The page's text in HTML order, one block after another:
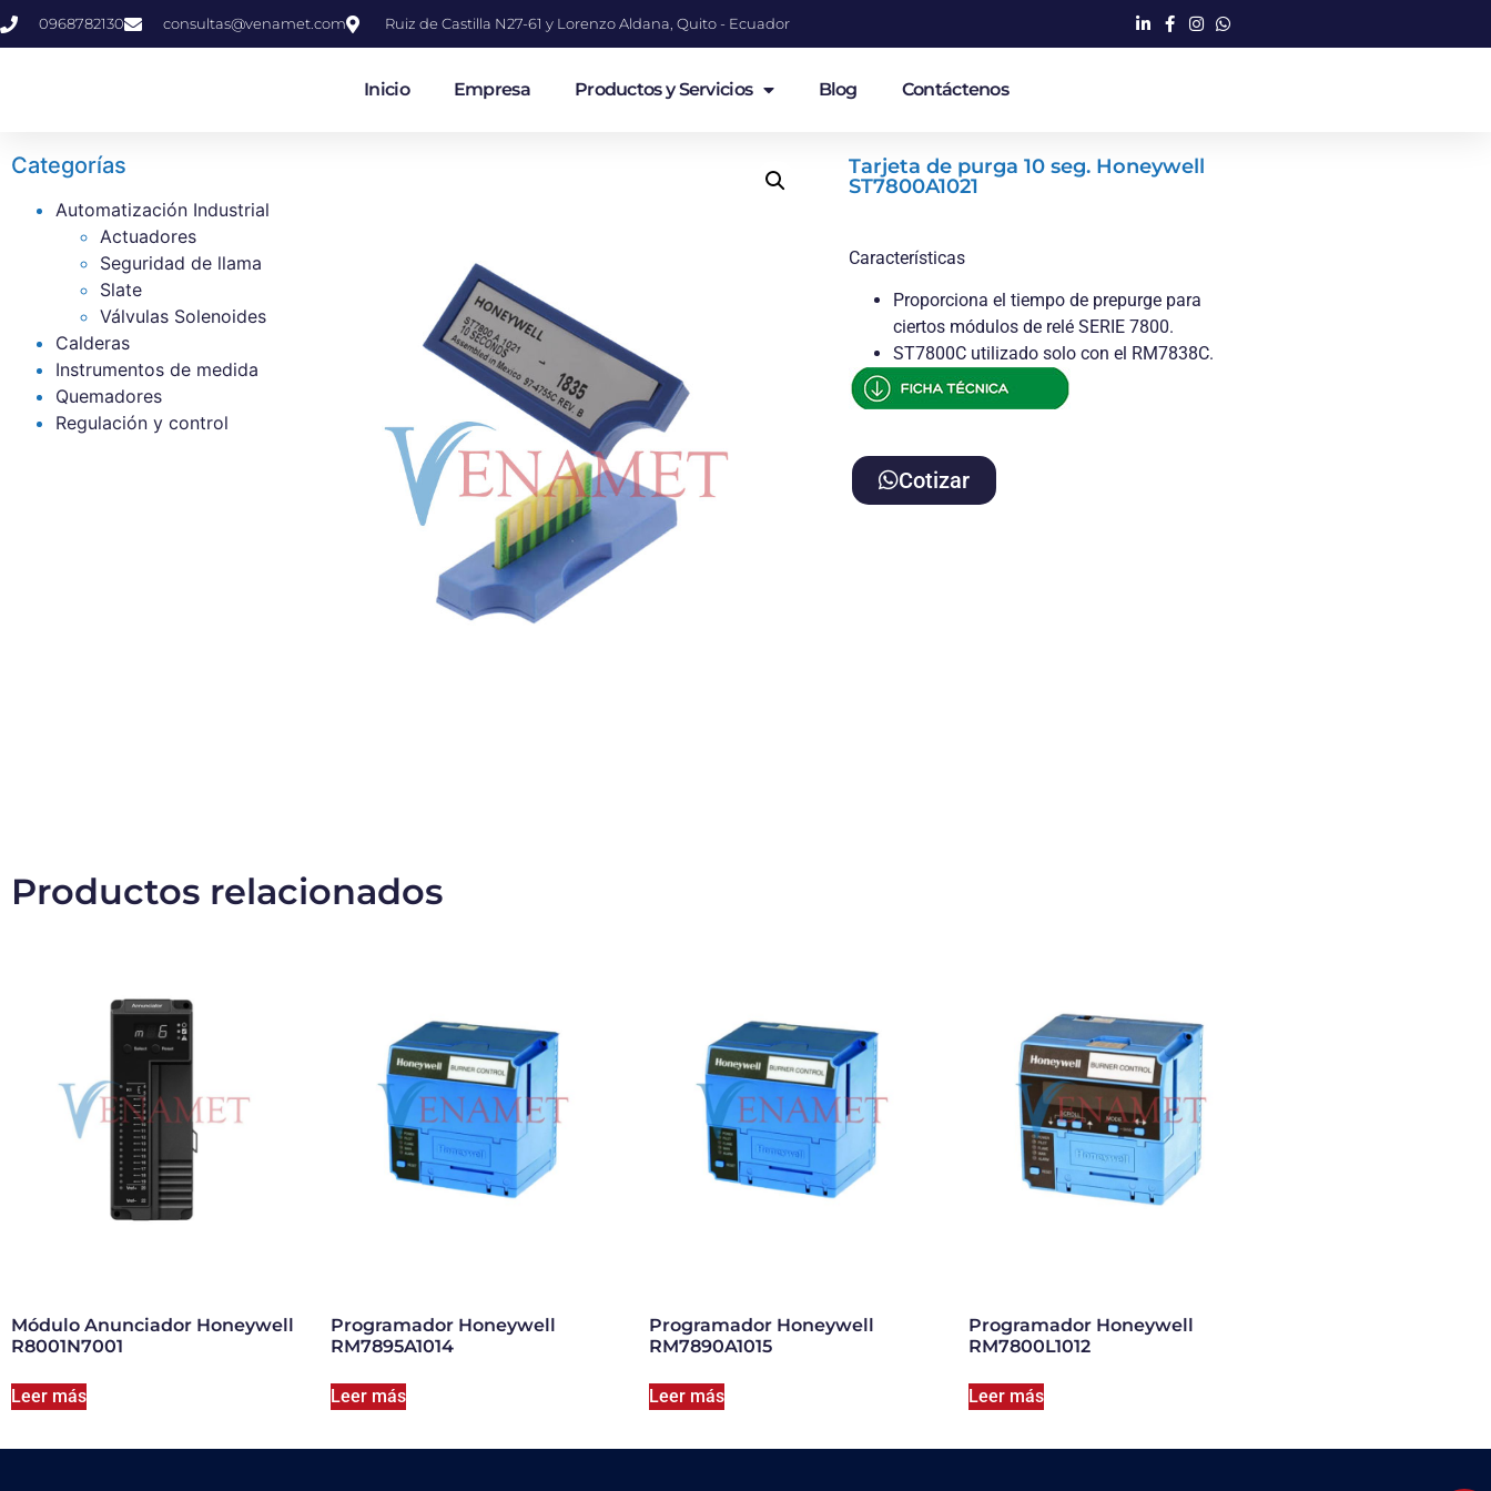
0968782130 consultas@venamet.com Ruiz de Castilla N27-61 y Lorenzo Aldana, Quito - Ecuador
Inicio Empresa Productos y Servicios Blog Contáctenos
Categorías
Automatización Industrial
Actuadores
Seguridad de llama
Slate
Válvulas Solenoides
Calderas
Instrumentos de medida
Quemadores
Regulación y control
Tarjeta de purga 10 seg. Honeywell
ST7800A1021
Características
Proporciona el tiempo de prepurge para
ciertos módulos de relé SERIE 7800.
ST7800C utilizado solo con el RM7838C.
Cotizar
Productos relacionados
Módulo Anunciador Honeywell
R8001N7001
Leer más
Programador Honeywell
RM7895A1014
Leer más
Programador Honeywell
RM7890A1015
Leer más
Programador Honeywell
RM7800L1012
Leer más